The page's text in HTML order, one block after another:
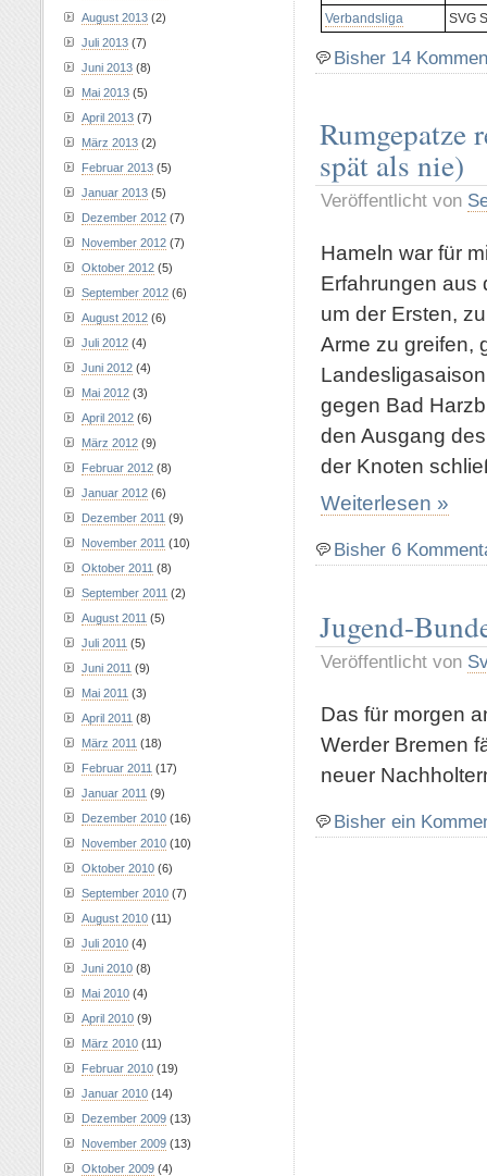
Verbandsliga
SVG
Bisher 14
Rumgepatze
spät als nie)
Veröffentlicht von
Hameln war für
Erfahrungen aus
um der Ersten,
Arme zu greifen,
gegen Bad
den Ausgang
der Knoten
Weiterlesen »
Bisher 6
Jugend-
Veröffentlicht von
Das für morgen
Werder Bremen
neuer
Bisher ein
August 2013 (2)
Juli 2013 (7)
Juni 2013 (8)
Mai 2013 (5)
April 2013 (7)
März 2013 (2)
Februar 2013 (5)
Januar 2013 (5)
Dezember 2012 (7)
November 2012 (7)
Oktober 2012 (5)
September 2012 (6)
August 2012 (6)
Juli 2012 (4)
Juni 2012 (4)
Mai 2012 (3)
April 2012 (6)
März 2012 (9)
Februar 2012 (8)
Januar 2012 (6)
Dezember 2011 (9)
November 2011 (10)
Oktober 2011 (8)
September 2011 (2)
August 2011 (5)
Juli 2011 (5)
Juni 2011 (9)
Mai 2011 (3)
April 2011 (8)
März 2011 (18)
Februar 2011 (17)
Januar 2011 (9)
Dezember 2010 (16)
November 2010 (10)
Oktober 2010 (6)
September 2010 (7)
August 2010 (11)
Juli 2010 (4)
Juni 2010 (8)
Mai 2010 (4)
April 2010 (9)
März 2010 (11)
Februar 2010 (19)
Januar 2010 (14)
Dezember 2009 (13)
November 2009 (13)
Oktober 2009 (4)